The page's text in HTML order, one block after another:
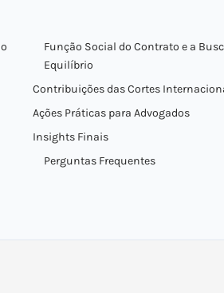
Função Social do Contrato e a
Equilíbrio
Contribuições das Cortes
Ações Práticas para Advogados
Insights Finais
Perguntas Frequentes